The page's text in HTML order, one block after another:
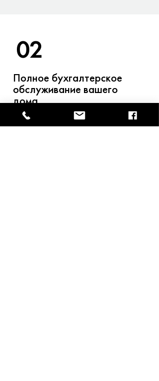
02
Полное бухгалтерское
обслуживание вашего
дома
Юридические лица, льготы, субсидии,
счета, тарифы, отчеты, договоры,